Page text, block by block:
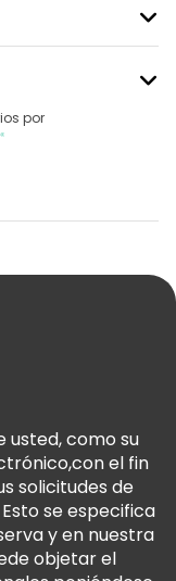
por
usted, como su
el fin
solicitudes de
se especifica
y en nuestra
objetar el